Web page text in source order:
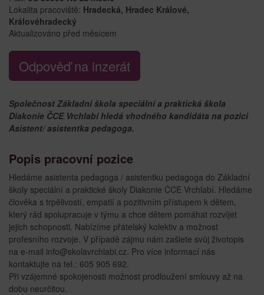
Lokalita pracoviště: Hradecká, Hradec Králové,
Královéhradecký
Aktualizováno před měsícem
Odpověď na inzerát
Společnost Základní škola speciální a praktická škola
Diakonie ČCE Vrchlabí hledá vhodného kandidáta na pozici
Asistent/ asistentka pedagoga.
Popis pracovní pozice
Hledáme asistenta pedagoga / asistentku pedagoga do Základní
školy speciální a praktické školy Diakonie ČCE Vrchlabí. Hledáme
člověka s trpělivostí, empatií a pozitivním přístupem k dětem,
který rád spolupracuje v týmu a chce dětem pomáhat rozvíjet
jejich schopnosti. Nabízíme přátelský kolektiv a možnost
profesního rozvoje. V případě zájmu nám zašlete svůj životopis
na e-mail info@skolavrchlabi.cz. Pro více informací nás
kontaktujte na tel.: 605 905 692.
Při vzájemné spokojenosti možnost prodloužení smlouvy až na
dobu neurčitou.